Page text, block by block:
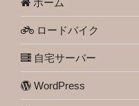
ロードバイク
自宅サーバー
WordPress